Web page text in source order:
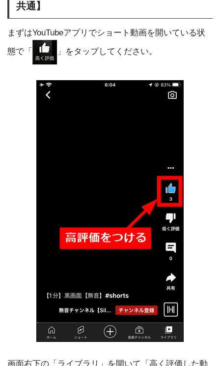
共通】
まずはYouTubeアプリでショート動画を開いている状
態で「 」をタップしてください。
画面右下の「ライブラリ」を開いて「高く評価した動